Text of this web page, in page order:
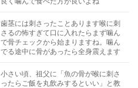
歯茎には刺さったことあります喉に刺
さるの怖すぎて口に入れたらまず噛ん
で骨チェックから始まりますね。噛ん
でる途中に骨があったら全身震えます
小さい頃、祖父に「魚の骨が喉に刺さ
ったらご飯を丸飲みするといい」と教